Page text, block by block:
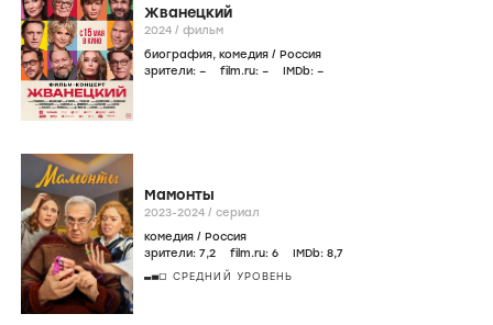
Жванецкий
2024 / фильм
биография, комедия / Россия
зрители: – film.ru: – IMDb: –
Мамонты
2023-2024 / сериал
комедия / Россия
зрители: 7,2 film.ru: 6 IMDb: 8,7
СРЕДНИЙ УРОВЕНЬ